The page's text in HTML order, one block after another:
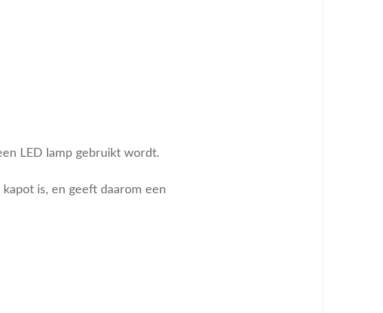
LED lamp gebruikt wordt.
is, en geeft daarom een